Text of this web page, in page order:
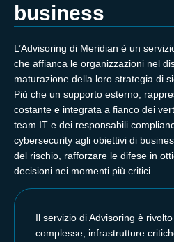
Il servizio di Advisoring è
complesse, infrastrutture
business
L’Advisoring di Meridian è un
che affianca le organizzazioni nel
maturazione della loro strategia di
Più che un supporto esterno,
costante e integrata a fianco dei
team IT e dei responsabili
cybersecurity agli obiettivi di
del rischio, rafforzare le difese in
decisioni nei momenti più critici.